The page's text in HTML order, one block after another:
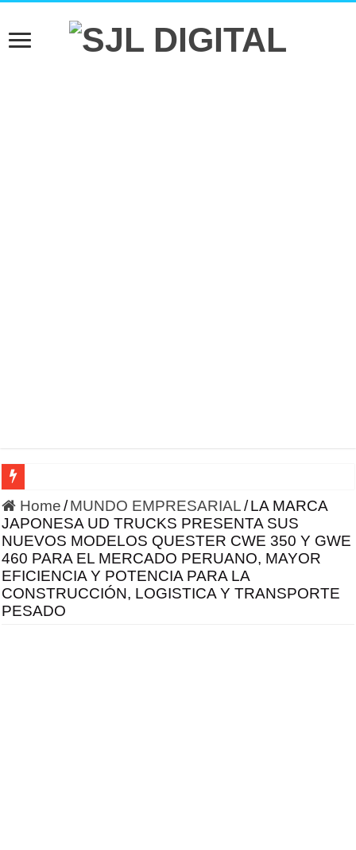
HONOR incursiona en la robótica con un enfoque en IA
Home /MUNDO EMPRESARIAL /LA MARCA
JAPONESA UD TRUCKS PRESENTA SUS
NUEVOS MODELOS QUESTER CWE 350 Y GWE
460 PARA EL MERCADO PERUANO, MAYOR
EFICIENCIA Y POTENCIA PARA LA
CONSTRUCCIÓN, LOGISTICA Y TRANSPORTE
PESADO